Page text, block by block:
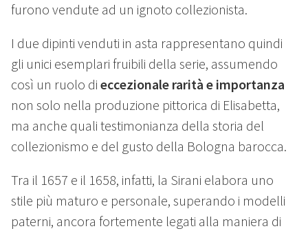
furono vendute ad un ignoto collezionista.
I due dipinti venduti in asta rappresentano quindi
gli unici esemplari fruibili della serie, assumendo
così un ruolo di eccezionale rarità e importanza
non solo nella produzione pittorica di Elisabetta,
ma anche quali testimonianza della storia del
collezionismo e del gusto della Bologna barocca.
Tra il 1657 e il 1658, infatti, la Sirani elabora uno
stile più maturo e personale, superando i modelli
paterni, ancora fortemente legati alla maniera di